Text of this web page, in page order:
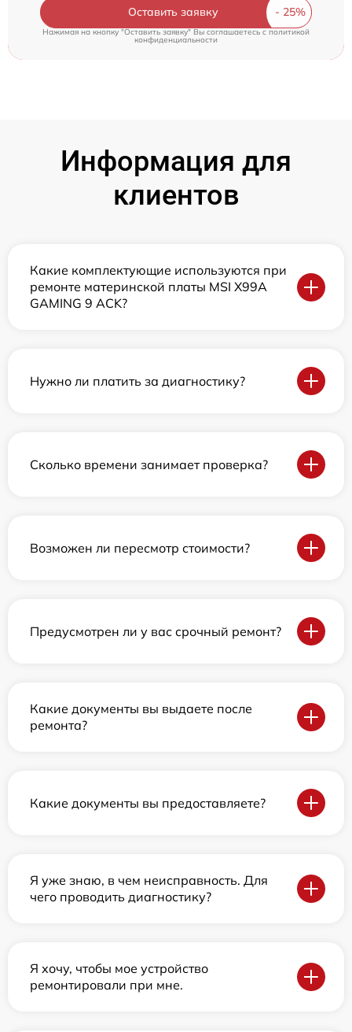
Оставить заявку
Нажимая на кнопку "Оставить заявку" Вы соглашаетесь c политикой
конфиденциальности
Информация для
клиентов
Какие комплектующие используются при
ремонте материнской платы MSI X99A
GAMING 9 ACK?
Нужно ли платить за диагностику?
Сколько времени занимает проверка?
Возможен ли пересмотр стоимости?
Предусмотрен ли у вас срочный ремонт?
Какие документы вы выдаете после
ремонта?
Какие документы вы предоставляете?
Я уже знаю, в чем неисправность. Для
чего проводить диагностику?
Я хочу, чтобы мое устройство
ремонтировали при мне.